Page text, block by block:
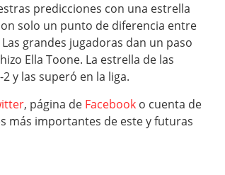
predicciones con una estrella
solo un punto de diferencia entre
grandes jugadoras dan un paso
Ella Toone. La estrella de las
y las superó en la liga.
, página de Facebook o cuenta de
más importantes de este y futuras